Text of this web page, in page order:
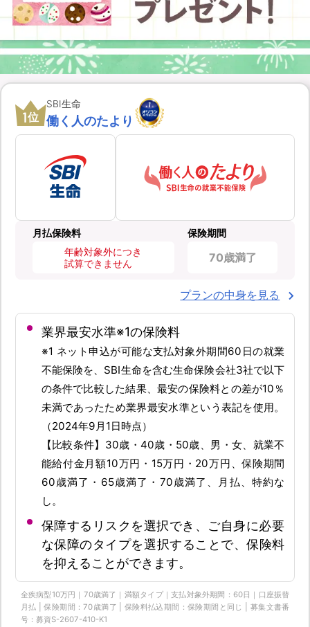
1位
SBI生命
働く人のたより
月払保険料
年齢対象外につき
試算できません
保険期間
70歳満了
プランの中身を見る
業界最安水準※1の保険料
※1 ネット申込が可能な支払対象外期間60日の就業
不能保険を、SBI生命を含む生命保険会社3社で以下
の条件で比較した結果、最安の保険料との差が10％
未満であったため業界最安水準という表記を使用。
（2024年9月1日時点）
【比較条件】30歳・40歳・50歳、男・女、就業不
能給付金月額10万円・15万円・20万円、保険期間
60歳満了・65歳満了・70歳満了、月払、特約な
し。
保障するリスクを選択でき、ご自身に必要
な保障のタイプを選択することで、保険料
を抑えることができます。
全疾病型10万円｜70歳満了｜満額タイプ｜支払対象外期間：60日｜口座振替
月払 | 保険期間：70歳満了 | 保険料払込期間：保険期間と同じ | 募集文書番
号：募資S-2607-410-K1